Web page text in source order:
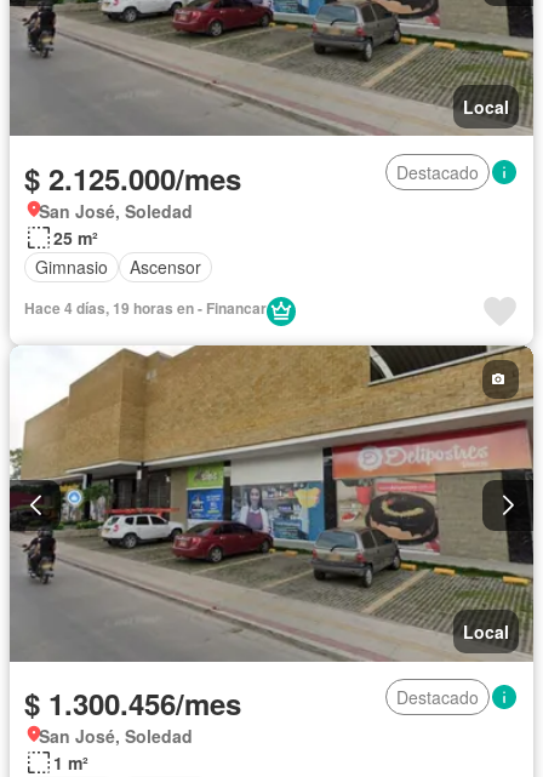
Local
$ 2.125.000/mes
Destacado
San José, Soledad
25 m²
Gimnasio
Ascensor
Hace 4 días, 19 horas en - Financar
Local
$ 1.300.456/mes
Destacado
San José, Soledad
1 m²